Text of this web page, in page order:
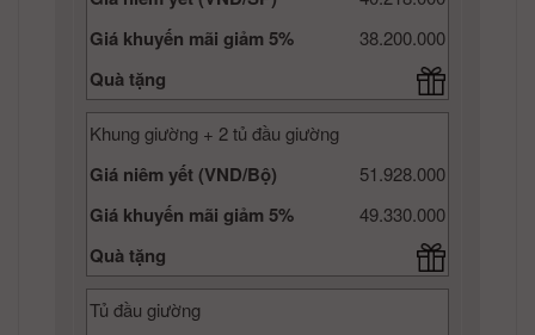
38.200.000
Giá khuyến mãi giảm 5%
Quà tặng
Khung giường + 2 tủ đầu giường
51.928.000
Giá niêm yết (VND/Bộ)
49.330.000
Giá khuyến mãi giảm 5%
Quà tặng
Tủ đầu giường